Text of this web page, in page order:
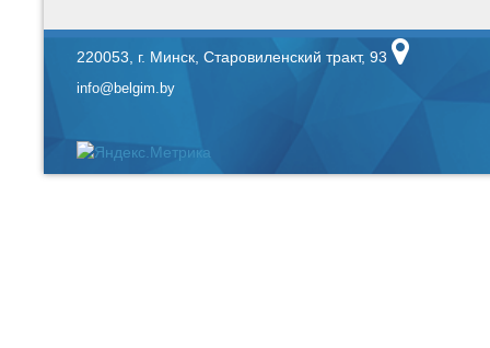
220053, г. Минск, Старовиленский тракт, 93
info@belgim.by